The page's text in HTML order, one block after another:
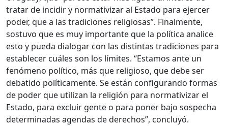
tratar de incidir y normativizar al Estado para ejercer
poder, que a las tradiciones religiosas”. Finalmente,
sostuvo que es muy importante que la política analice
esto y pueda dialogar con las distintas tradiciones para
establecer cuáles son los límites. “Estamos ante un
fenómeno político, más que religioso, que debe ser
debatido políticamente. Se están configurando formas
de poder que utilizan la religión para normativizar el
Estado, para excluir gente o para poner bajo sospecha
determinadas agendas de derechos”, concluyó.